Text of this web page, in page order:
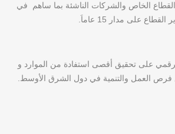
الخاص والشركات الناشئة بما ساهم في
القطاع على مدار 15 عاماَ.
على تحقيق أقصى استفادة من الموارد و
العمل والتنمية في دول الشرق الأوسط.